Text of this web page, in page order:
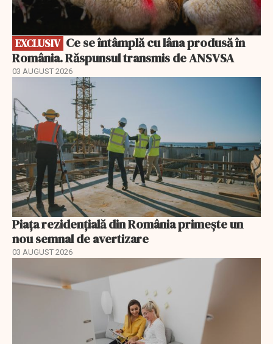
EXCLUSIV
România. Răspunsul transmis de ANSVSA
03 AUGUST 2026
Piața rezidențială din România primește un
nou semnal de avertizare
03 AUGUST 2026